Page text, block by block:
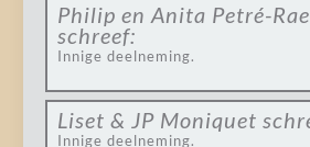
Philip en Anita Petré-
schreef:
Innige deelneming.
Liset & JP Moniquet
Innige deelneming.